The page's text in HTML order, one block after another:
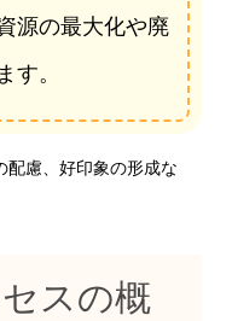
源の最大化や廃
す。
配慮、好印象の形成な
スの概